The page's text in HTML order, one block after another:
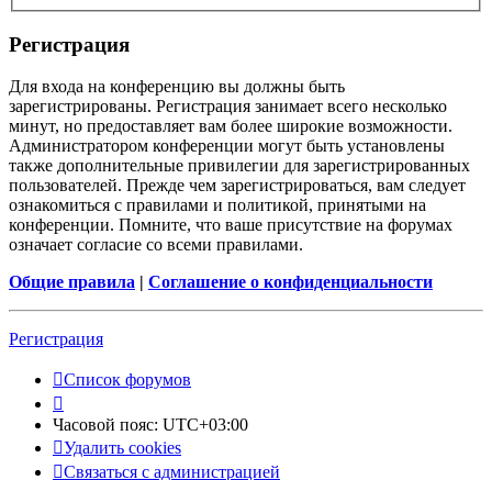
Регистрация
Для входа на конференцию вы должны быть
зарегистрированы. Регистрация занимает всего несколько
минут, но предоставляет вам более широкие возможности.
Администратором конференции могут быть установлены
также дополнительные привилегии для зарегистрированных
пользователей. Прежде чем зарегистрироваться, вам следует
ознакомиться с правилами и политикой, принятыми на
конференции. Помните, что ваше присутствие на форумах
означает согласие со всеми правилами.
Общие правила | Соглашение о конфиденциальности
Регистрация
Список форумов
Часовой пояс: UTC+03:00
Удалить cookies
Связаться с администрацией